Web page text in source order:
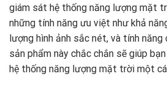
giám sát hệ thống năng lượng mặt
những tính năng ưu việt như khả
lượng hình ảnh sắc nét, và tính năng
sản phẩm này chắc chắn sẽ giúp
hệ thống năng lượng mặt trời một